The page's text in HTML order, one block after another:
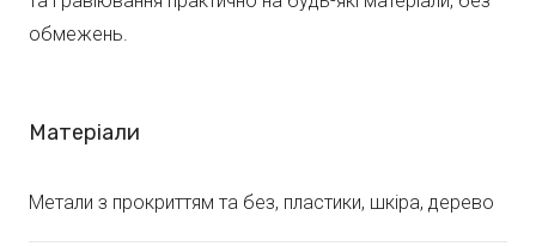
обмежень.
Матеріали
Метали з прокриттям та без, пластики, шкіра, дерево